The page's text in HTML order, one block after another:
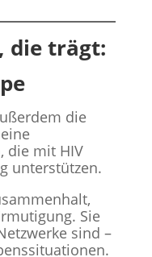
die trägt:
die
die mit HIV
unterstützen.
Sie
sind –